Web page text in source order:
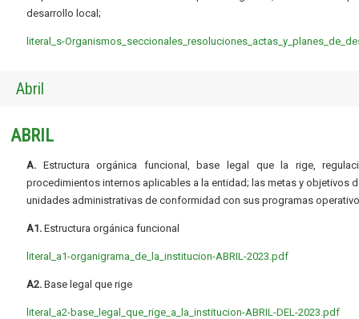
desarrollo local;
literal_s-
Abril
ABRIL
A. Estructura orgánica funcional, base legal que la rige,
procedimientos internos aplicables a la entidad; las metas y objetivos
unidades administrativas de conformidad con sus programas
A1. Estructura orgánica funcional
literal_a1-organigrama_de_la_institucion-ABRIL-2023.pdf
A2. Base legal que rige
literal_a2-base_legal_que_rige_a_la_institucion-ABRIL-DEL-2023.pdf